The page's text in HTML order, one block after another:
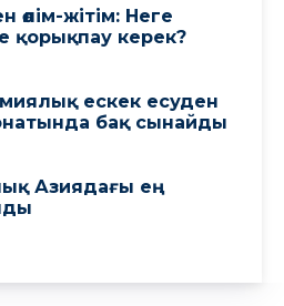
өлім-жітім: Неге
қорықпау керек?
ескек есуден
бақ сынайды
Азиядағы ең